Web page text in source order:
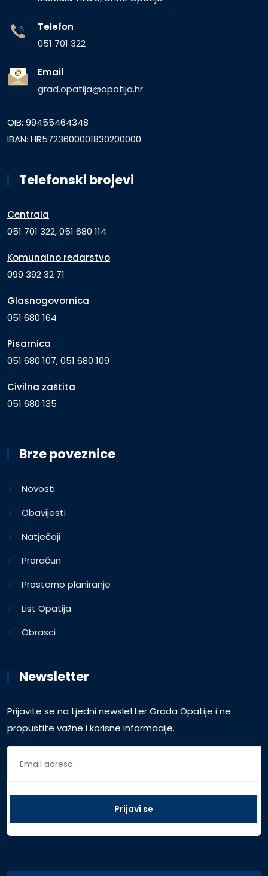
Telefon
051 701 322
Email
grad.opatija@opatija.hr
OIB: 99455464348
IBAN: HR5723600001830200000
Telefonski brojevi
Centrala
051 701 322, 051 680 114
Komunalno redarstvo
099 392 32 71
Glasnogovornica
051 680 164
Pisarnica
051 680 107, 051 680 109
Civilna zaštita
051 680 135
Brze poveznice
Novosti
Obavijesti
Natječaji
Proračun
Prostorno planiranje
List Opatija
Obrasci
Newsletter
Prijavite se na tjedni newsletter Grada Opatije i ne
propustite važne i korisne informacije.